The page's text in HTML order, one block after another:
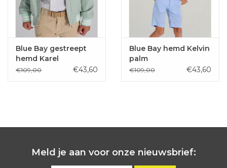
Blue Bay gestreept
hemd Karel
€109,00 €43,60
Blue Bay hemd Kelvin
palm
€109,00 €43,60
Meld je aan voor onze nieuwsbrief: